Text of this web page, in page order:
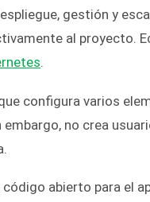
gestión y
al proyecto.
.
configura varios
no crea
código abierto para el